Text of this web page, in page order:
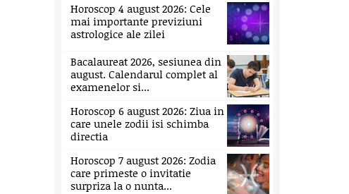
Horoscop 4 august 2026: Cele
mai importante previziuni
astrologice ale zilei
Bacalaureat 2026, sesiunea din
august. Calendarul complet al
examenelor si...
Horoscop 6 august 2026: Ziua in
care unele zodii isi schimba
directia
Horoscop 7 august 2026: Zodia
care primeste o invitatie
surpriza la o nunta...